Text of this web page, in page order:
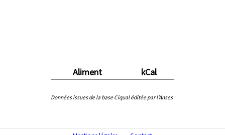
Aliment kCal
Données issues de la base Ciqual éditée par l'Anses